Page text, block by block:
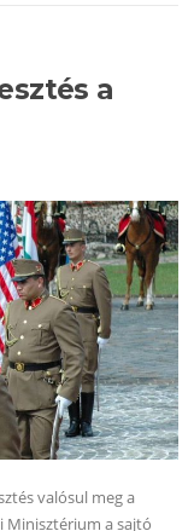
a
valósul meg a
Minisztérium a sajtó